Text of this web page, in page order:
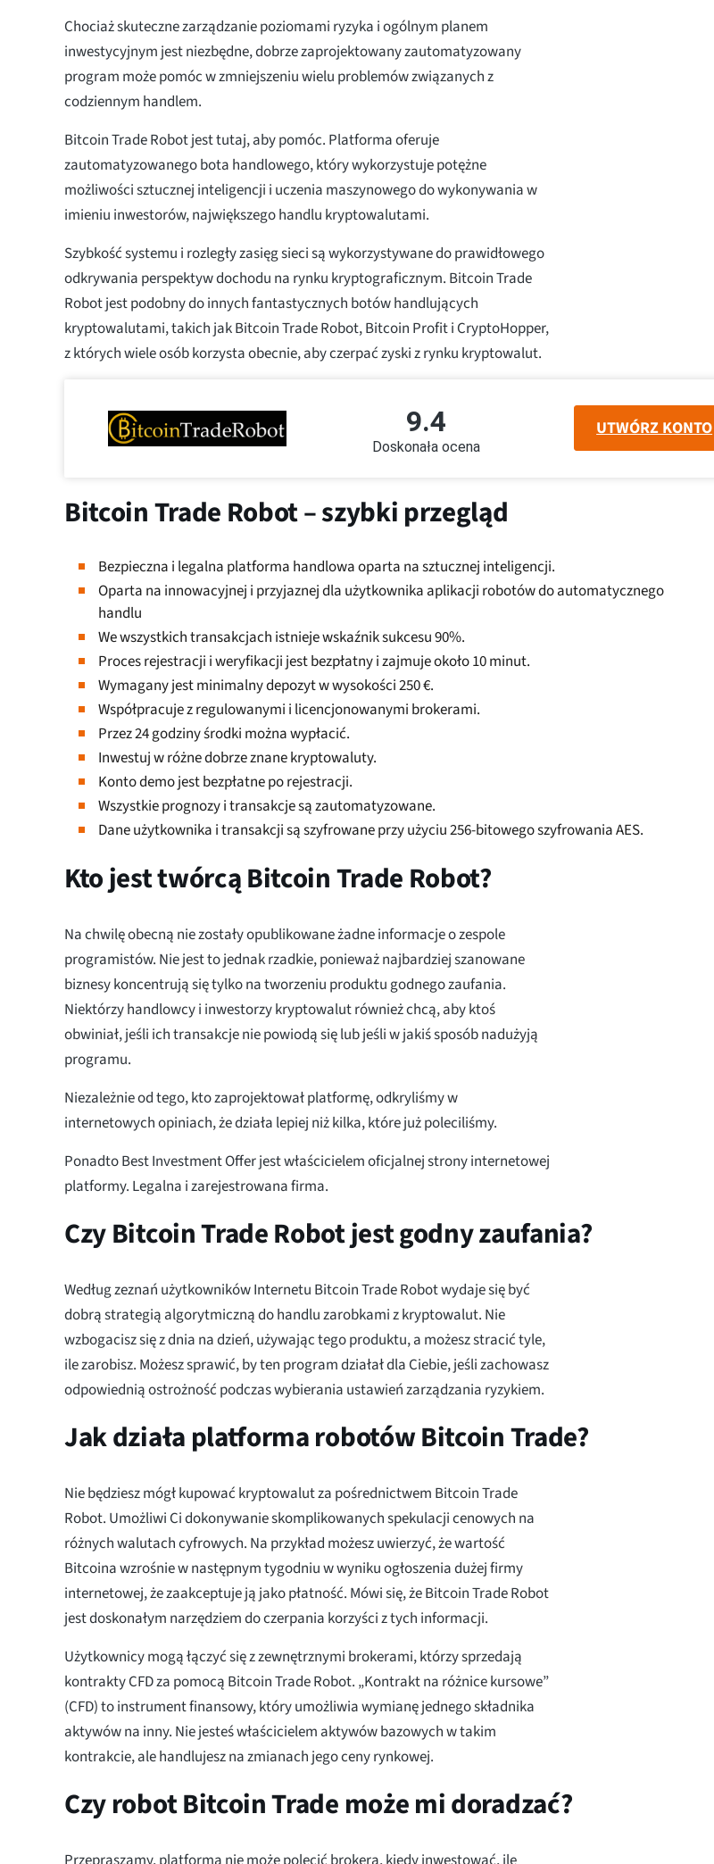
Chociaż skuteczne zarządzanie poziomami ryzyka i ogólnym planem
inwestycyjnym jest niezbędne, dobrze zaprojektowany zautomatyzowany
program może pomóc w zmniejszeniu wielu problemów związanych z
codziennym handlem.
Bitcoin Trade Robot jest tutaj, aby pomóc. Platforma oferuje
zautomatyzowanego bota handlowego, który wykorzystuje potężne
możliwości sztucznej inteligencji i uczenia maszynowego do wykonywania w
imieniu inwestorów, największego handlu kryptowalutami.
Szybkość systemu i rozległy zasięg sieci są wykorzystywane do prawidłowego
odkrywania perspektyw dochodu na rynku kryptograficznym. Bitcoin Trade
Robot jest podobny do innych fantastycznych botów handlujących
kryptowalutami, takich jak Bitcoin Trade Robot, Bitcoin Profit i CryptoHopper,
z których wiele osób korzysta obecnie, aby czerpać zyski z rynku kryptowalut.
9.4
Doskonała ocena
UTWÓRZ KONTO
Bitcoin Trade Robot – szybki przegląd
Bezpieczna i legalna platforma handlowa oparta na sztucznej inteligencji.
Oparta na innowacyjnej i przyjaznej dla użytkownika aplikacji robotów do automatycznego
handlu
We wszystkich transakcjach istnieje wskaźnik sukcesu 90%.
Proces rejestracji i weryfikacji jest bezpłatny i zajmuje około 10 minut.
Wymagany jest minimalny depozyt w wysokości 250 €.
Współpracuje z regulowanymi i licencjonowanymi brokerami.
Przez 24 godziny środki można wypłacić.
Inwestuj w różne dobrze znane kryptowaluty.
Konto demo jest bezpłatne po rejestracji.
Wszystkie prognozy i transakcje są zautomatyzowane.
Dane użytkownika i transakcji są szyfrowane przy użyciu 256-bitowego szyfrowania AES.
Kto jest twórcą Bitcoin Trade Robot?
Na chwilę obecną nie zostały opublikowane żadne informacje o zespole
programistów. Nie jest to jednak rzadkie, ponieważ najbardziej szanowane
biznesy koncentrują się tylko na tworzeniu produktu godnego zaufania.
Niektórzy handlowcy i inwestorzy kryptowalut również chcą, aby ktoś
obwiniał, jeśli ich transakcje nie powiodą się lub jeśli w jakiś sposób nadużyją
programu.
Niezależnie od tego, kto zaprojektował platformę, odkryliśmy w
internetowych opiniach, że działa lepiej niż kilka, które już poleciliśmy.
Ponadto Best Investment Offer jest właścicielem oficjalnej strony internetowej
platformy. Legalna i zarejestrowana firma.
Czy Bitcoin Trade Robot jest godny zaufania?
Według zeznań użytkowników Internetu Bitcoin Trade Robot wydaje się być
dobrą strategią algorytmiczną do handlu zarobkami z kryptowalut. Nie
wzbogacisz się z dnia na dzień, używając tego produktu, a możesz stracić tyle,
ile zarobisz. Możesz sprawić, by ten program działał dla Ciebie, jeśli zachowasz
odpowiednią ostrożność podczas wybierania ustawień zarządzania ryzykiem.
Jak działa platforma robotów Bitcoin Trade?
Nie będziesz mógł kupować kryptowalut za pośrednictwem Bitcoin Trade
Robot. Umożliwi Ci dokonywanie skomplikowanych spekulacji cenowych na
różnych walutach cyfrowych. Na przykład możesz uwierzyć, że wartość
Bitcoina wzrośnie w następnym tygodniu w wyniku ogłoszenia dużej firmy
internetowej, że zaakceptuje ją jako płatność. Mówi się, że Bitcoin Trade Robot
jest doskonałym narzędziem do czerpania korzyści z tych informacji.
Użytkownicy mogą łączyć się z zewnętrznymi brokerami, którzy sprzedają
kontrakty CFD za pomocą Bitcoin Trade Robot. „Kontrakt na różnice kursowe”
(CFD) to instrument finansowy, który umożliwia wymianę jednego składnika
aktywów na inny. Nie jesteś właścicielem aktywów bazowych w takim
kontrakcie, ale handlujesz na zmianach jego ceny rynkowej.
Czy robot Bitcoin Trade może mi doradzać?